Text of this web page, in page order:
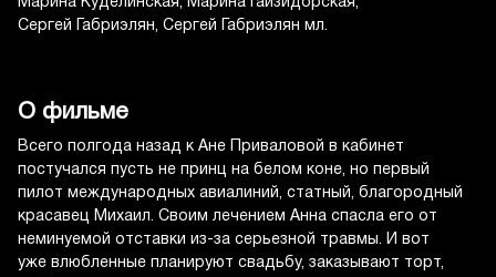
Сергей Габриэлян
Сергей Габриэлян мл.
О фильме
Всего полгода назад к Ане Приваловой в кабинет
постучался пусть не принц на белом коне, но первый
пилот международных авиалиний, статный, благородный
красавец Михаил. Своим лечением Анна спасла его от
неминуемой отставки из-за серьезной травмы. И вот
уже влюбленные планируют свадьбу, заказывают торт,